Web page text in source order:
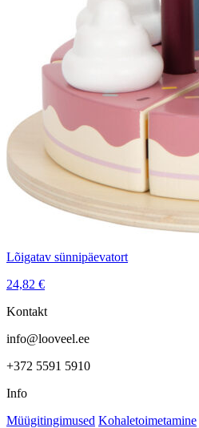
Lõigatav sünnipäevatort
24,82 €
Kontakt
info@looveel.ee
+372 5591 5910
Info
Müügitingimused Kohaletoimetamine